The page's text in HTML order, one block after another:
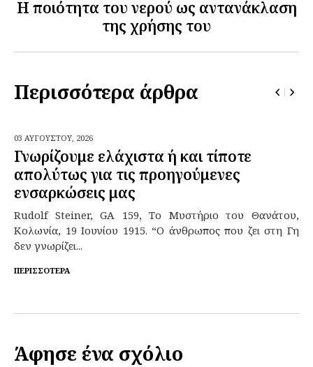
Η ποιότητα του νερού ως αντανάκλαση
της χρήσης του
Περισσότερα άρθρα
03 ΑΥΓΟΎΣΤΟΥ, 2026
Γνωρίζουμε ελάχιστα ή και τίποτε
απολύτως για τις προηγούμενες
ενσαρκώσεις μας
Rudolf Steiner, GA 159, Το Μυστήριο του Θανάτου,
Κολωνία, 19 Ιουνίου 1915. “Ο άνθρωπος που ζει στη Γη
δεν γνωρίζει...
ΠΕΡΙΣΣΌΤΕΡΑ
Άφησε ένα σχόλιο